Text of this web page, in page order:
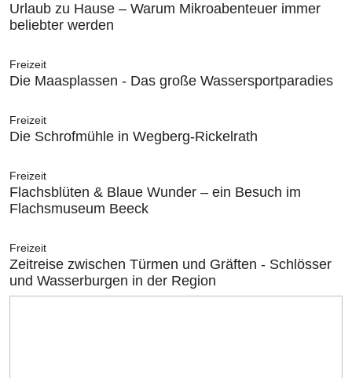
Urlaub zu Hause – Warum Mikroabenteuer immer
beliebter werden
Freizeit
Die Maasplassen - Das große Wassersportparadies
Freizeit
Die Schrofmühle in Wegberg-Rickelrath
Freizeit
Flachsblüten & Blaue Wunder – ein Besuch im
Flachsmuseum Beeck
Freizeit
Zeitreise zwischen Türmen und Gräften - Schlösser
und Wasserburgen in der Region